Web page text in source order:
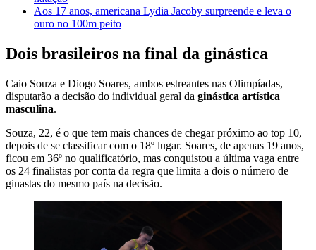
Aos 17 anos, americana Lydia Jacoby surpreende e leva o
ouro no 100m peito
Dois brasileiros na final da ginástica
Caio Souza e Diogo Soares, ambos estreantes nas Olimpíadas,
disputarão a decisão do individual geral da ginástica artística
masculina.
Souza, 22, é o que tem mais chances de chegar próximo ao top 10,
depois de se classificar com o 18º lugar. Soares, de apenas 19 anos,
ficou em 36º no qualificatório, mas conquistou a última vaga entre
os 24 finalistas por conta da regra que limita a dois o número de
ginastas do mesmo país na decisão.